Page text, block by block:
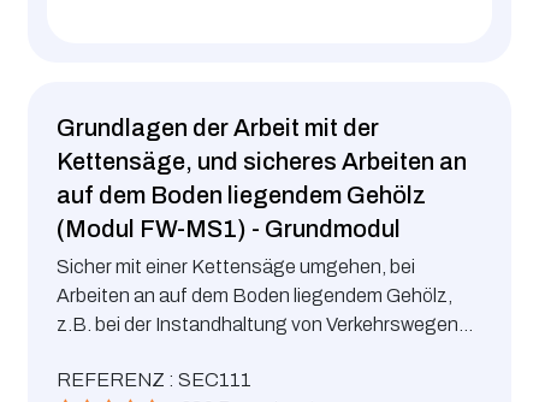
Grundlagen der Arbeit mit der
Kettensäge, und sicheres Arbeiten an
auf dem Boden liegendem Gehölz
(Modul FW-MS1) - Grundmodul
Sicher mit einer Kettensäge umgehen, bei
Arbeiten an auf dem Boden liegendem Gehölz,
z.B. bei der Instandhaltung von Verkehrswegen
dieser Schulung nicht enthalten.
REFERENZ : SEC111